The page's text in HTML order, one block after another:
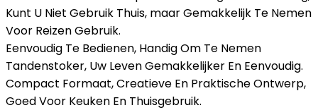
Kunt U Niet Gebruik Thuis, maar Gemakkelijk Te Nemen
Voor Reizen Gebruik.
Eenvoudig Te Bedienen, Handig Om Te Nemen
Tandenstoker, Uw Leven Gemakkelijker En Eenvoudig.
Compact Formaat, Creatieve En Praktische Ontwerp,
Goed Voor Keuken En Thuisgebruik.